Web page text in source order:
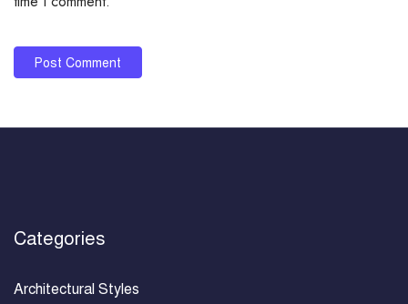
Categories
Architectural Styles